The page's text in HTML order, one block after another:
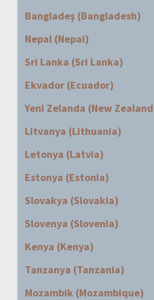
Bangladeş (Bangladesh)
Nepal (Nepal)
Sri Lanka (Sri Lanka)
Ekvador (Ecuador)
Yeni Zelanda (New
Litvanya (Lithuania)
Letonya (Latvia)
Estonya (Estonia)
Slovakya (Slovakia)
Slovenya (Slovenia)
Kenya (Kenya)
Tanzanya (Tanzania)
Mozambik (Mozambique)